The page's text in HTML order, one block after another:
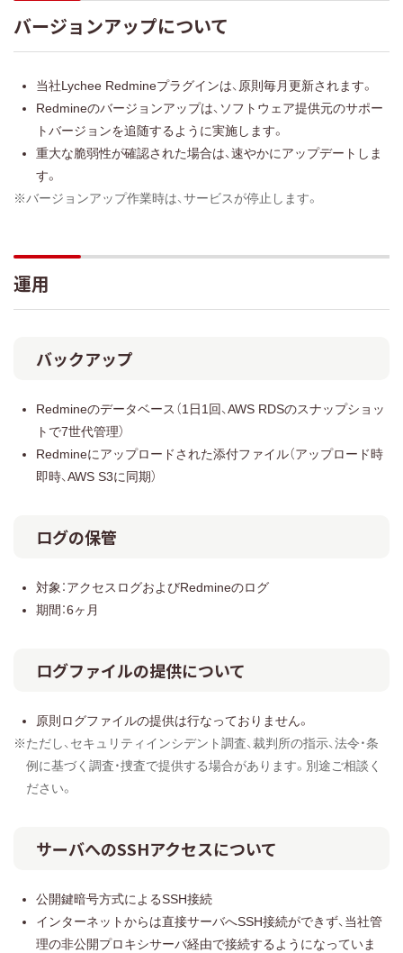
バージョンアップについて
当社Lychee Redmineプラグインは、原則毎月更新されます。
Redmineのバージョンアップは、ソフトウェア提供元のサポー
トバージョンを追随するように実施します。
重大な脆弱性が確認された場合は、速やかにアップデートしま
す。
※バージョンアップ作業時は、サービスが停止します。
運用
バックアップ
Redmineのデータベース（1日1回、AWS RDSのスナップショッ
トで7世代管理）
Redmineにアップロードされた添付ファイル（アップロード時
即時、AWS S3に同期）
ログの保管
対象：アクセスログおよびRedmineのログ
期間：6ヶ月
ログファイルの提供について
原則ログファイルの提供は行なっておりません。
※ただし、セキュリティインシデント調査、裁判所の指示、法令・条
例に基づく調査・捜査で提供する場合があります。別途ご相談く
ださい。
サーバへのSSHアクセスについて
公開鍵暗号方式によるSSH接続
インターネットからは直接サーバへSSH接続ができず、当社管
理の非公開プロキシサーバ経由で接続するようになっていま